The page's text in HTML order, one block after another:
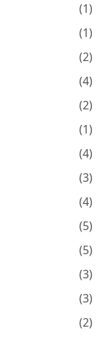
(1)
(1)
(2)
(4)
(2)
(1)
(4)
(3)
(4)
(5)
(5)
(3)
(3)
(2)